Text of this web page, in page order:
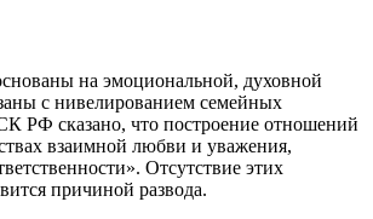
на эмоциональной, духовной
с нивелированием семейных
РФ сказано, что построение отношений
взаимной любви и уважения,
Отсутствие этих
причиной развода.